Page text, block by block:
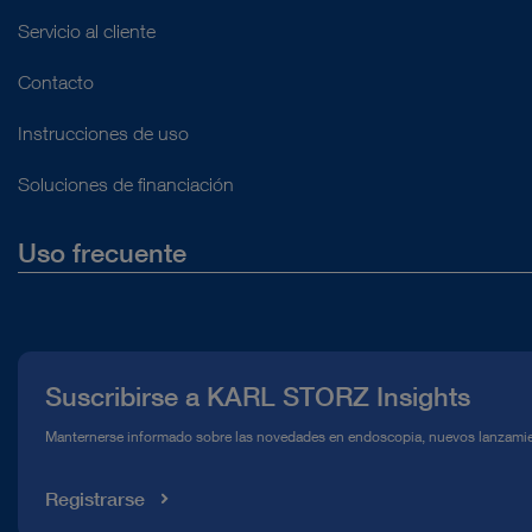
Servicio al cliente
Contacto
Instrucciones de uso
Soluciones de financiación
Uso frecuente
Línea de atención para el Cumplimiento normativo (Hotline)
Suscribirse a KARL STORZ Insights
Manternerse informado sobre las novedades en endoscopia, nuevos
Registrarse